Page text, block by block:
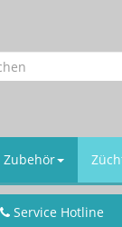
Zubehör
Service Hotline
+ 49 (0) 2159 7107